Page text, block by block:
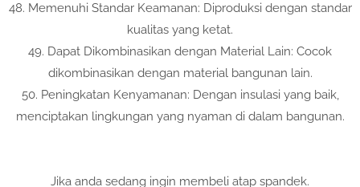
48. Memenuhi Standar Keamanan: Diproduksi dengan standar
kualitas yang ketat.
49. Dapat Dikombinasikan dengan Material Lain: Cocok
dikombinasikan dengan material bangunan lain.
50. Peningkatan Kenyamanan: Dengan insulasi yang baik,
menciptakan lingkungan yang nyaman di dalam bangunan.
Jika anda sedang ingin membeli atap spandek.